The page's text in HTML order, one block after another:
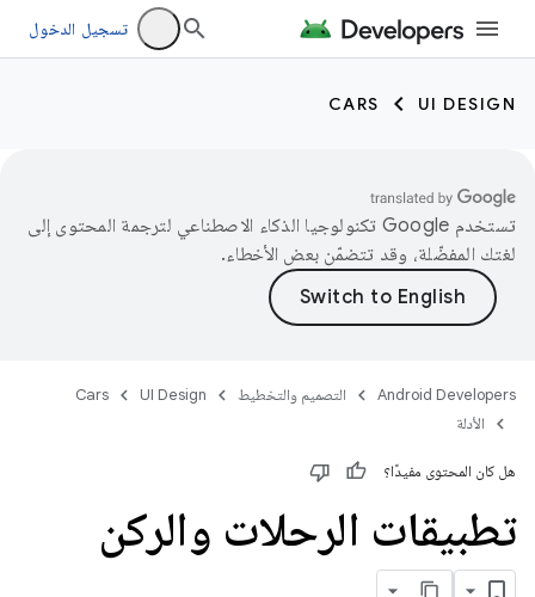
تسجيل الدخول
UI DESIGN
CARS
تستخدم Google تكنولوجيا الذكاء الاصطناعي لترجمة المحتوى إلى
لغتك المفضّلة، وقد تتضمّن بعض الأخطاء.
Android Developers التصميم والتخطيط UI Design
Cars
الأدلة
هل كان المحتوى مفيدًا؟
تطبيقات الرحلات والركن